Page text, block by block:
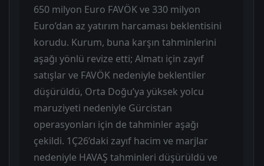
650 milyon Euro FAVÖK ve 330 milyon
Euro’dan az yatırım harcaması beklentisini
korudu. Kurum, buna karşın tahminlerini
aşağı yönlü revize etti; Almatı için zayıf
satışlar ve FAVÖK nedeniyle beklentiler
düşürüldü, Orta Doğu’ya yüksek yolcu
maruziyeti nedeniyle Gürcistan
operasyonları için de tahminler aşağı
çekildi. 1Ç26’daki zayıf hacim ve marjlar
nedeniyle HAVAŞ tahminleri düşürüldü ve